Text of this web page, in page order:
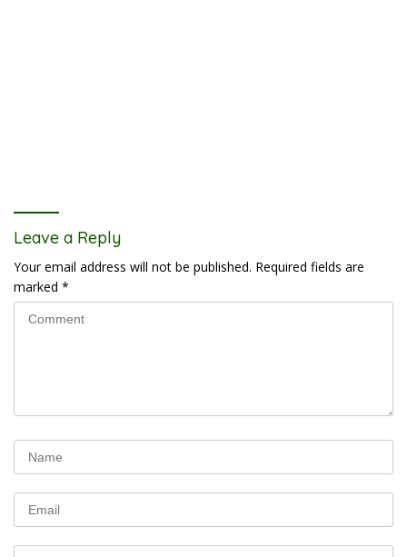
Leave a Reply
Your email address will not be published. Required fields are
marked *